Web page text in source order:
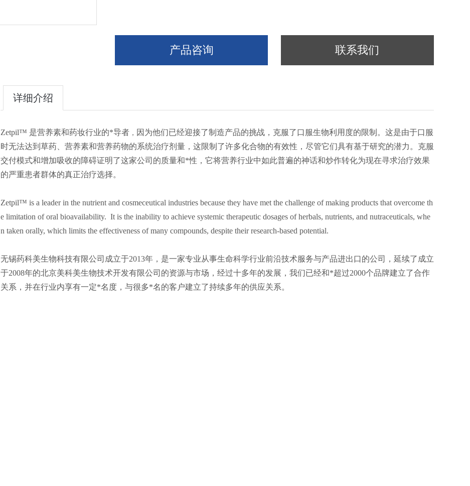
产品咨询 联系我们
详细介绍
Zetpil™ 是营养素和药妆行业的*导者 ， 因 为他们已经迎接了制造产品的挑战，克服了口服生物利用度的限制。这是由于口服
时无法达到草药、营养素和营养药物的系统治疗剂量，这限制了许多化合物的有效性，尽管它们具有基于研究的潜力。克服
交付模式和增加吸收的障碍证明了这家公司的质量和*性，它将营养行业中如此普遍的神话和炒作转化为现在寻求治疗效果
的严重患者群体的真正治疗选择。
Zetpil™ is a leader in the nutrient and cosmeceutical industries because they have met the challenge of making products that overcome th
e limitation of oral bioavailability. It is the inability to achieve systemic therapeutic dosages of herbals, nutrients, and nutraceuticals, whe
n taken orally, which limits the effectiveness of many compounds, despite their research-based potential.
无锡药科美生物科技有限公司成立于2013年，是一家专业从事生命科学行业前沿技术服务与产品进出口的公司，延续了成立
于2008年的北京美科美生物技术开发有限公司的资源与市场，经过十多年的发展，我们已经和*超过2000个品牌建立了合作
关系，并在行业内享有一定*名度，与很多*名的客户建立了持续多年的供应关系。